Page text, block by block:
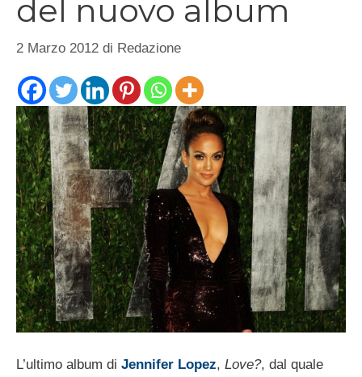
del nuovo album
2 Marzo 2012 di Redazione
L’ultimo album di Jennifer Lopez, Love?, dal quale